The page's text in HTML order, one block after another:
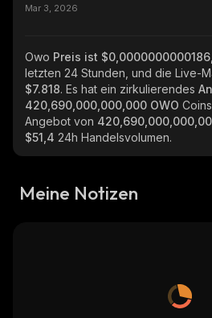
Mar 3, 2026
Owo Preis ist
letzten 24 Stunden, und die Live-
$7.818. Es hat ein zirkulierendes
420,690,000,000,000 OWO
Angebot von
$51,4 24h Handelsvolumen.
Meine Notizen